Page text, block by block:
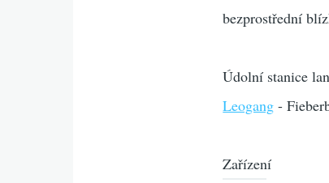
bezprostřední
Údolní stanice
Leogang -
Zařízení